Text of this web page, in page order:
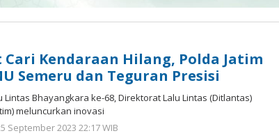
Kendaraan Hilang, Polda Jatim
Semeru dan Teguran Presisi
Lintas Bhayangkara ke-68, Direktorat Lalu Lintas (Ditlantas)
meluncurkan inovasi
September 2023 22:17 WIB